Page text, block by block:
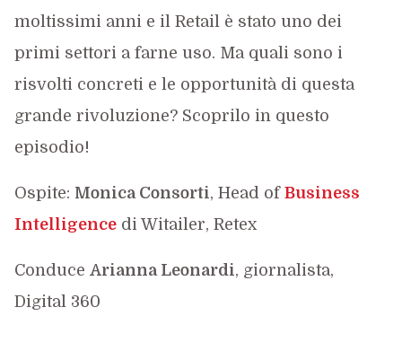
moltissimi anni e il Retail è stato uno dei
primi settori a farne uso. Ma quali sono i
risvolti concreti e le opportunità di questa
grande rivoluzione? Scoprilo in questo
episodio!
Ospite: Monica Consorti, Head of Business
Intelligencedi Witailer, Retex
Conduce Arianna Leonardi, giornalista,
Digital 360